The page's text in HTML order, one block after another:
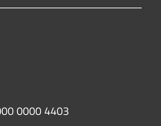
0000 4403